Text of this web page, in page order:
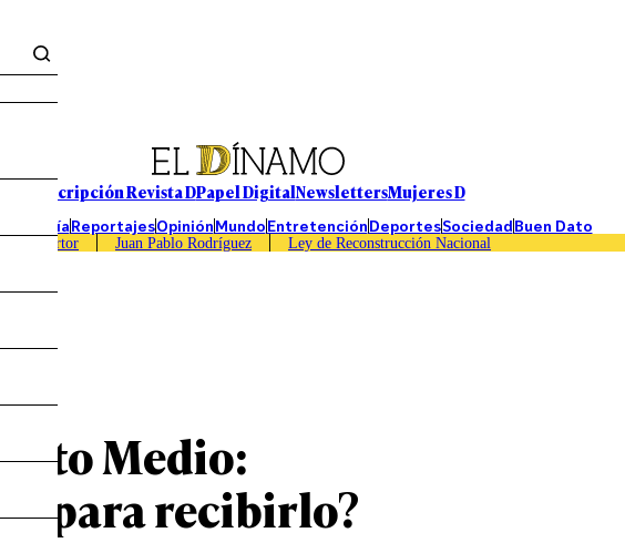
Suscripción Revista DPapel DigitalNewslettersMujeres D
EconomíaReportajesOpiniónMundoEntretenciónDeportesSociedadBuen Dato
Caso Sartor Juan Pablo Rodríguez Ley de Reconstrucción Nacional
Medio:
para recibirlo?